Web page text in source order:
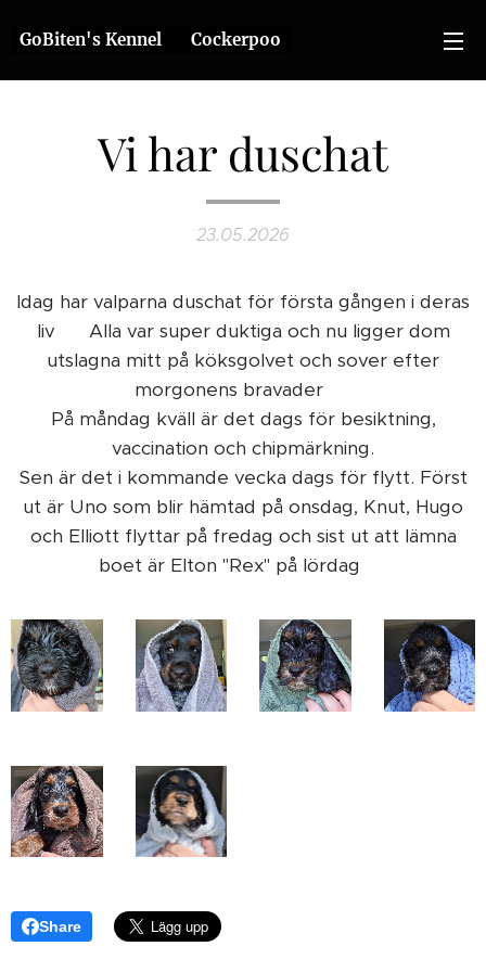
GoBiten's Kennel ❤️ Cockerpoo
Vi har duschat
23.05.2026
Idag har valparna duschat för första gången i deras
liv 🥰 Alla var super duktiga och nu ligger dom
utslagna mitt på köksgolvet och sover efter
morgonens bravader 🤩
På måndag kväll är det dags för besiktning,
vaccination och chipmärkning.
Sen är det i kommande vecka dags för flytt. Först
ut är Uno som blir hämtad på onsdag, Knut, Hugo
och Elliott flyttar på fredag och sist ut att lämna
boet är Elton "Rex" på lördag ❤️
Share